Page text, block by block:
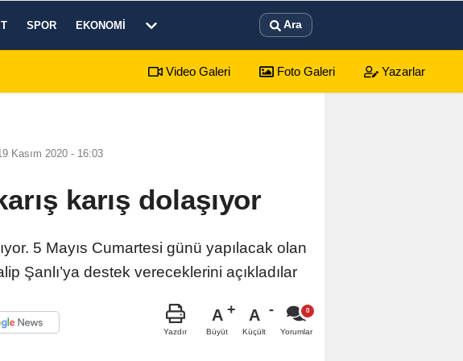
SPOR EKONOMI Ara
Dinar'da beş gün sürecek festival programı açıklandı 01:17
Video Galeri Foto Galeri Yazarlar
Kasım 2020 - 16:03
karış dolaşıyor
5 Mayıs Cumartesi günü yapılacak olan
Şanlı’ya destek vereceklerini açıkladılar
Yazdır
A
Büyüt
A
Küçült Yorumlar